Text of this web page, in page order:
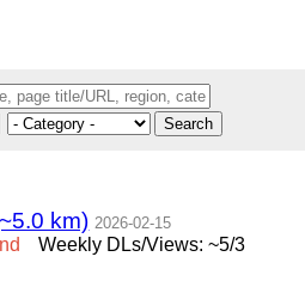
Search
km) 2026-02-15
Weekly DLs/Views: ~5/3